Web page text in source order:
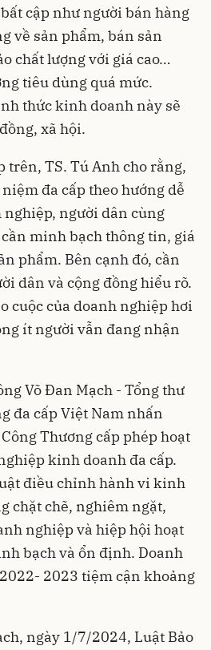
cập như người bán hàng
về sản phẩm, bán sản
chất lượng với giá cao…
tiêu dùng quá mức.
thức kinh doanh này sẽ
xã hội.
trên, TS. Tú Anh cho rằng,
đa cấp theo hướng dễ
nghiệp, người dân cùng
minh bạch thông tin, giá
phẩm. Bên cạnh đó, cần
dân và cộng đồng hiểu rõ.
cuộc của doanh nghiệp hơi
ít người vẫn đang nhận
Võ Đan Mạch - Tổng thư
đa cấp Việt Nam nhấn
Thương cấp phép hoạt
kinh doanh đa cấp.
điều chỉnh hành vi kinh
chặt chẽ, nghiêm ngặt,
nghiệp và hiệp hội hoạt
bạch và ổn định. Doanh
2023 tiệm cận khoảng
ngày 1/7/2024, Luật Bảo